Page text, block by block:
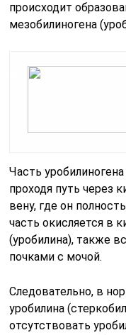
происходит
мезобилиногена
Часть
проходя путь через
вену, где он
часть окисляется в
(уробилина), также
почками с мочой.
Следовательно, в
уробилина
отсутствовать